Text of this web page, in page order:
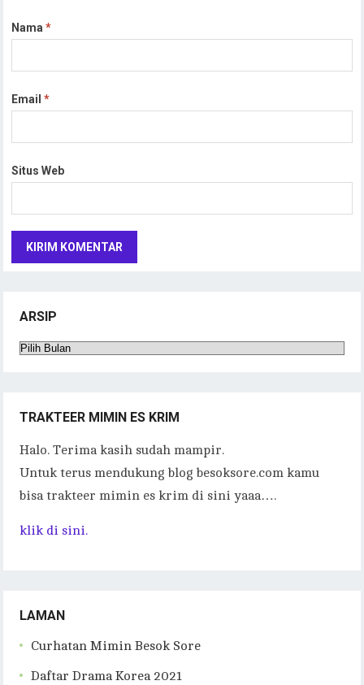
Nama*
Email*
Situs Web
ARSIP
Arsip
TRAKTEER MIMIN ES KRIM
Halo. Terima kasih sudah mampir.
Untuk terus mendukung blog besoksore.com kamu
bisa trakteer mimin es krim di sini yaaa….
klik di sini.
LAMAN
Curhatan Mimin Besok Sore
Daftar Drama Korea 2021